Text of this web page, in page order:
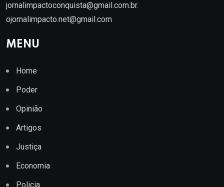
jornalimpactoconquista@gmail.com.br.
ojornalimpacto.net@gmail.com
MENU
Home
Poder
Opinião
Artigos
Justiça
Economia
Policia